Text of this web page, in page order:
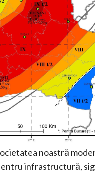
noastră
infrastructură,